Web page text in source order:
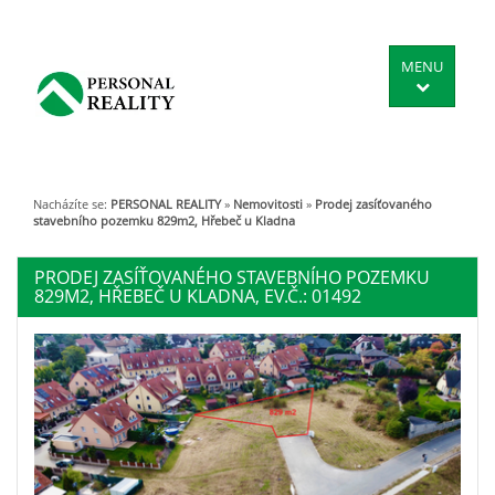
MENU
Nacházíte se: PERSONAL REALITY » Nemovitosti » Prodej zasíťovaného
stavebního pozemku 829m2, Hřebeč u Kladna
PRODEJ ZASÍŤOVANÉHO STAVEBNÍHO POZEMKU
829M2, HŘEBEČ U KLADNA, EV.Č.: 01492